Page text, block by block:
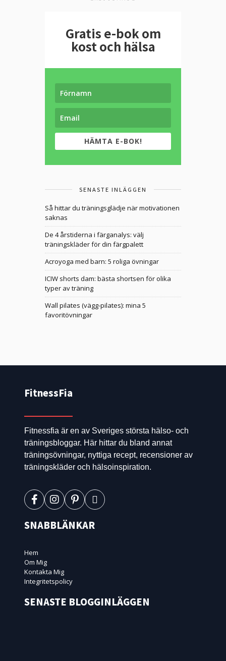
Gratis e-bok om
kost och hälsa
HÄMTA E-BOK!
SENASTE INLÄGGEN
Så hittar du träningsglädje när motivationen
saknas
De 4 årstiderna i färganalys: välj
träningskläder för din färgpalett
Acroyoga med barn: 5 roliga övningar
ICIW shorts dam: bästa shortsen för olika
typer av träning
Wall pilates (vägg-pilates): mina 5
favoritövningar
FitnessFia
Fitnessfia är en av Sveriges största hälso- och
träningsbloggar. Här hittar du bland annat
träningsövningar, nyttiga recept, recensioner av
träningskläder och hälsoinspiration.
SNABBLÄNKAR
Hem
Om Mig
Kontakta Mig
Integritetspolicy
SENASTE BLOGGINLÄGGEN